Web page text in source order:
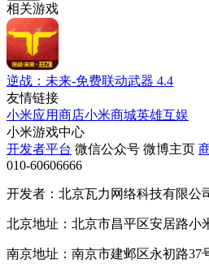
相关游戏
逆战：未来-免费联动武器 4.4
友情链接
小米应用商店小米商城英雄互娱
小米游戏中心
开发者平台 微信公众号 微博主页
010-60606666
开发者：北京瓦力网络科技有限公
北京地址：北京市昌平区安居路小
南京地址：南京市建邺区永初路37